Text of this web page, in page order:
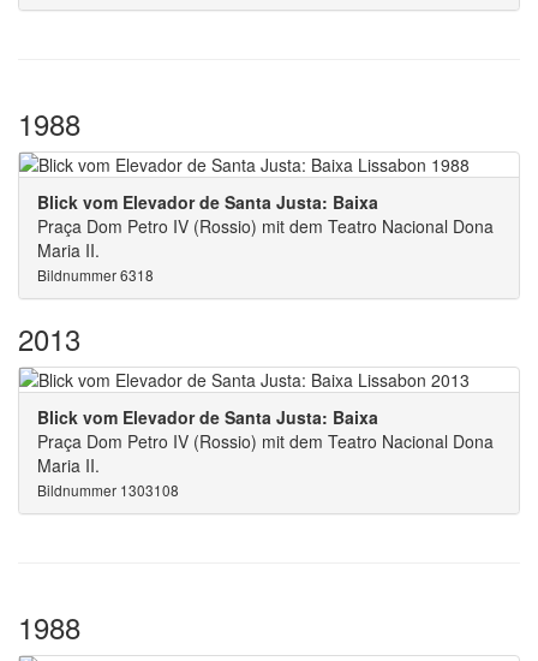
1988
Blick vom Elevador de Santa Justa: Baixa
Praça Dom Petro IV (Rossio) mit dem Teatro Nacional Dona
Maria II.
Bildnummer 6318
2013
Blick vom Elevador de Santa Justa: Baixa
Praça Dom Petro IV (Rossio) mit dem Teatro Nacional Dona
Maria II.
Bildnummer 1303108
1988